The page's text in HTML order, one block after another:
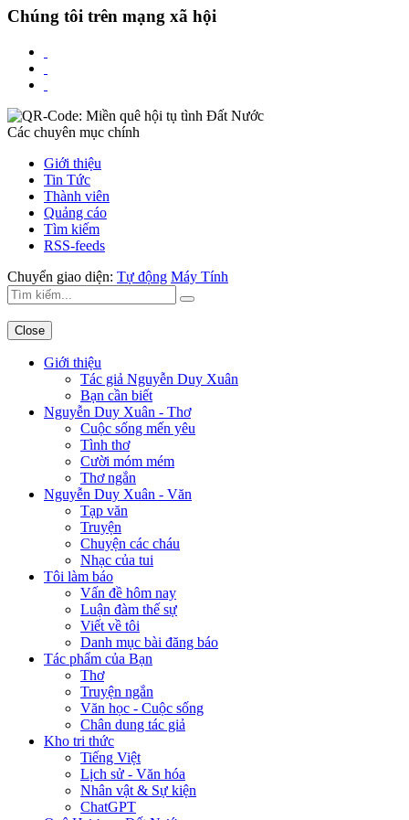
Chúng tôi trên mạng xã hội
Các chuyên mục chính
Giới thiệu
Tin Tức
Thành viên
Quảng cáo
Tìm kiếm
RSS-feeds
Chuyển giao diện: Tự động Máy Tính
Close
Giới thiệu
Tác giả Nguyễn Duy Xuân
Bạn cần biết
Nguyễn Duy Xuân - Thơ
Cuộc sống mến yêu
Tình thơ
Cười móm mém
Thơ ngắn
Nguyễn Duy Xuân - Văn
Tạp văn
Truyện
Chuyện các cháu
Nhạc của tui
Tôi làm báo
Vấn đề hôm nay
Luận đàm thế sự
Viết về tôi
Danh mục bài đăng báo
Tác phẩm của Bạn
Thơ
Truyện ngắn
Văn học - Cuộc sống
Chân dung tác giả
Kho tri thức
Tiếng Việt
Lịch sử - Văn hóa
Nhân vật & Sự kiện
ChatGPT